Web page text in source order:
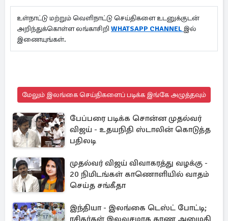
உள்நாட்டு மற்றும் வெளிநாட்டு செய்திகளை உடனுக்குடன்
அறிந்துக்கொள்ள லங்காசிறி WHATSAPP CHANNEL இல்
இணையுங்கள்.
மேலும் இலங்கை செய்திகளைப் படிக்க இங்கே அழுத்தவும்
பேப்பரை படிக்க சொன்ன முதல்வர்
விஜய் - உதயநிதி ஸ்டாலின் கொடுத்த
பதிலடி
முதல்வர் விஜய் விவாகரத்து வழக்கு -
20 நிமிடங்கள் காணொளியில் வாதம்
செய்த சங்கீதா
இந்தியா - இலங்கை டெஸ்ட் போட்டி;
ரசிகர்கள் இலவசமாக காண அனுமதி